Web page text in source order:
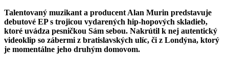
Talentovaný muzikant a producent Alan Murin predstavuje
debutové EP s trojicou vydarených hip-hopových skladieb,
ktoré uvádza pesničkou Sám sebou. Nakrútil k nej autentický
videoklip so zábermi z bratislavských ulíc, či z Londýna, ktorý
je momentálne jeho druhým domovom.